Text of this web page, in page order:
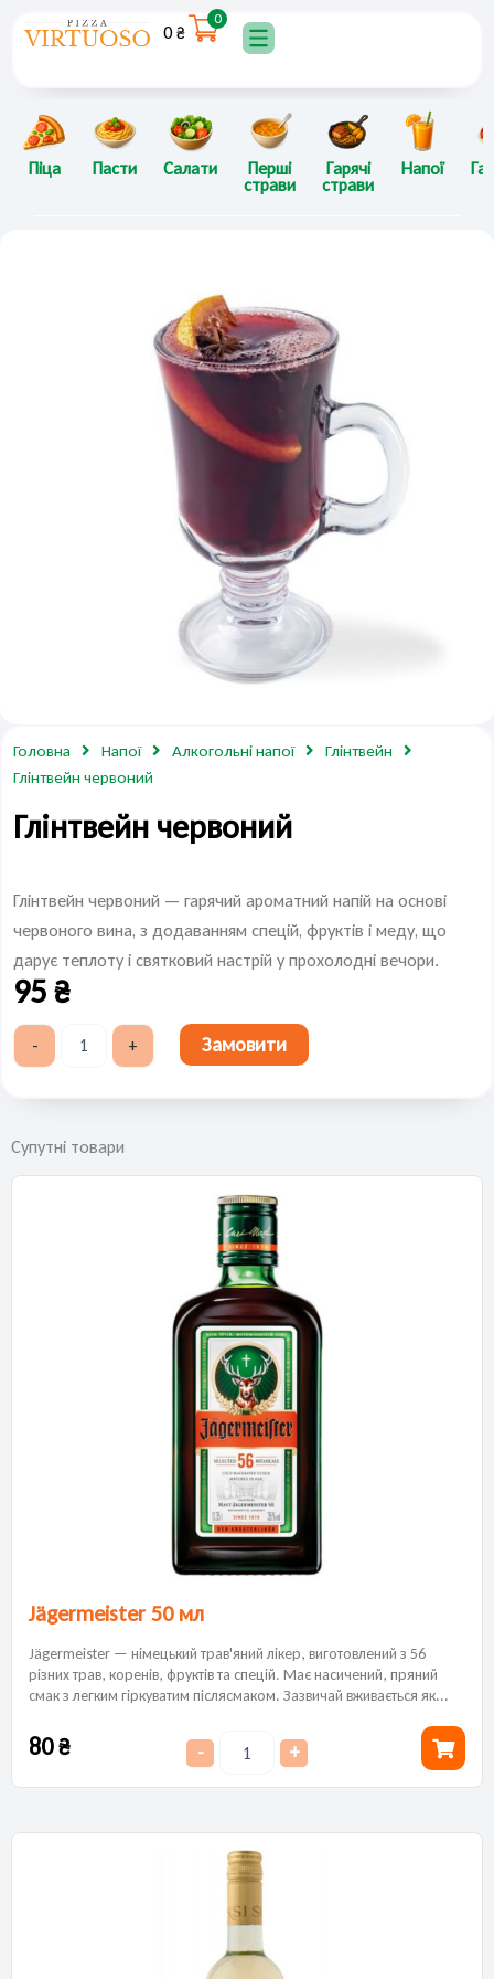
0₴
0
Піца Пасти Салати Перші
страви
Гарячі
страви
Напої
Головна Напої Алкогольні напої
Глінтвейн
Глінтвейн червоний
Глінтвейн червоний
Глінтвейн червоний — гарячий ароматний напій на основі
червоного вина, з додаванням спецій, фруктів і меду, що
дарує теплоту і святковий настрій у прохолодні вечори.
-
Глінтвейн
червоний
+ Замовити
95₴
Супутні товари
Jägermeister 50 мл
Jägermeister — німецький трав'яний лікер, виготовлений з 56
різних трав, коренів, фруктів та спецій. Має насичений, пряний
смак з легким гіркуватим післясмаком. Зазвичай вживається як...
80₴ - +